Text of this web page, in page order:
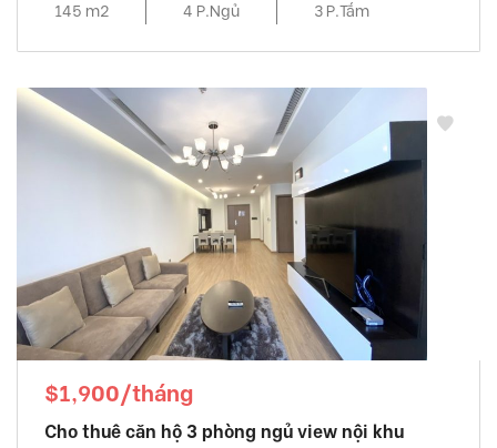
145 m2
4 P.Ngủ 3 P.Tắm
$1,900/tháng
Cho thuê căn hộ 3 phòng ngủ view nội khu